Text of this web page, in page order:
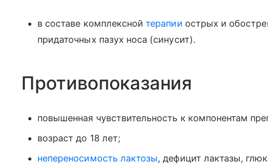
в составе комплекснойтерапии острых и
придаточных пазух носа (синусит).
Противопоказания
повышенная чувствительность к компонентам
возраст до 18 лет;
непереносимость лактозы, дефицит лактазы,